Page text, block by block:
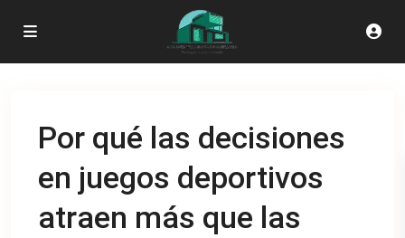
Por qué las decisiones
en juegos deportivos
atraen más que las